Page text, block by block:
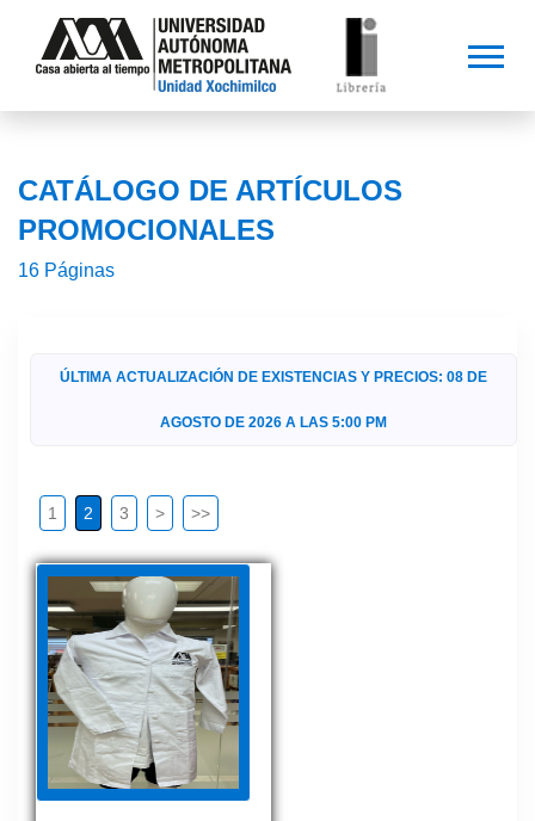
CATÁLOGO DE ARTÍCULOS
PROMOCIONALES
16 Páginas
ÚLTIMA ACTUALIZACIÓN DE EXISTENCIAS Y PRECIOS: 08 DE
AGOSTO DE 2026 A LAS 5:00 PM
1 2 3 > >>